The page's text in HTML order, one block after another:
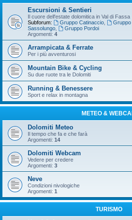
Escursioni & Sentieri
Il cuore dell'estate dolomitica in Val di Fassa
Subforum:
Gruppo Catinaccio, Gruppo
Sassolungo
Gruppo Pordoi
Argomenti: 4
Arrampicata & Ferrate
Per i più avventurosi
Mountain Bike & Cycling
Su due ruote tra le Dolomiti
Running & Benessere
Sport e relax in montagna
METEO &
Dolomiti Meteo
Il tempo che fa e che farà
Argomenti: 14
Dolomiti Webcam
Vedere per credere
Argomenti: 3
Neve
Condizioni nivologiche
Argomenti: 1
TURISMO